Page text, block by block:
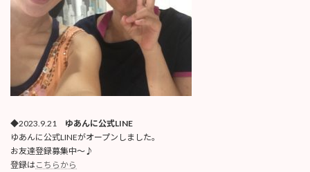
◆2023.9.21 ゆあんに公式LINE
ゆあんに公式LINEがオープンしました。
お友達登録募集中〜♪
登録はこちらから